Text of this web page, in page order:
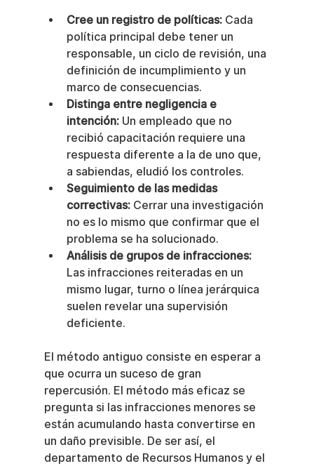
Cree un registro de políticas: Cada
política principal debe tener un
responsable, un ciclo de revisión, una
definición de incumplimiento y un
marco de consecuencias.
Distinga entre negligencia e
intención: Un empleado que no
recibió capacitación requiere una
respuesta diferente a la de uno que,
a sabiendas, eludió los controles.
Seguimiento de las medidas
correctivas: Cerrar una investigación
no es lo mismo que confirmar que el
problema se ha solucionado.
Análisis de grupos de infracciones:
Las infracciones reiteradas en un
mismo lugar, turno o línea jerárquica
suelen revelar una supervisión
deficiente.
El método antiguo consiste en esperar a
que ocurra un suceso de gran
repercusión. El método más eficaz se
pregunta si las infracciones menores se
están acumulando hasta convertirse en
un daño previsible. De ser así, el
departamento de Recursos Humanos y el